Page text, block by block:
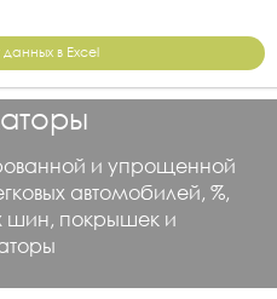
в Excel
и упрощенной
автомобилей, %,
шин, покрышек и